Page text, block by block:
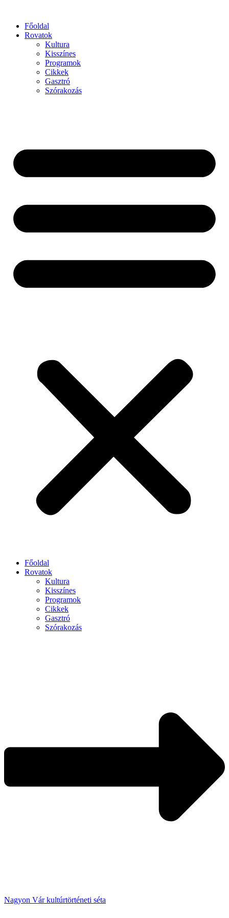
Főoldal
Rovatok
Kultura
Kisszínes
Programok
Cikkek
Gasztró
Szórakozás
Főoldal
Rovatok
Kultura
Kisszínes
Programok
Cikkek
Gasztró
Szórakozás
Nagyon Vár kultúrtörténeti séta